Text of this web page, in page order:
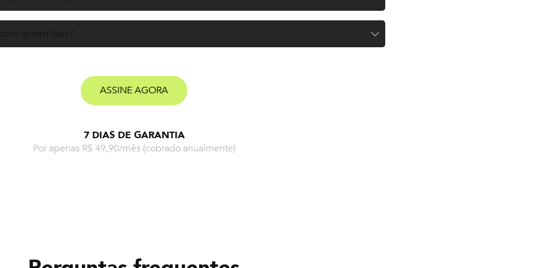
ASSINE AGORA
7 DIAS DE GARANTIA
Por apenas R$ 49,90/mês (cobrado anualmente)